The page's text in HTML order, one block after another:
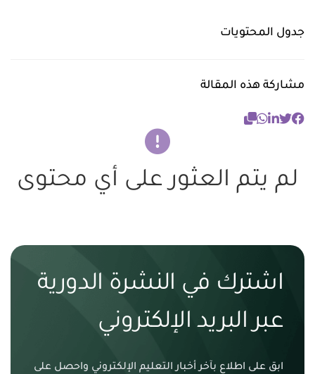
جدول المحتويات
مشاركة هذه المقالة
لم يتم العثور على أي محتوى
اشترك في النشرة الدورية
عبر البريد الإلكتروني
ابق على اطلاع بآخر أخبار التعليم الإلكتروني واحصل على